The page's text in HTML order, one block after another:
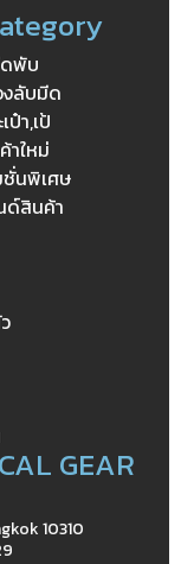
พับ
งลับมีด
ป๋า,เป้
าใหม่
ชั่นพิเศษ
ด์สินค้า
GEAR
10310